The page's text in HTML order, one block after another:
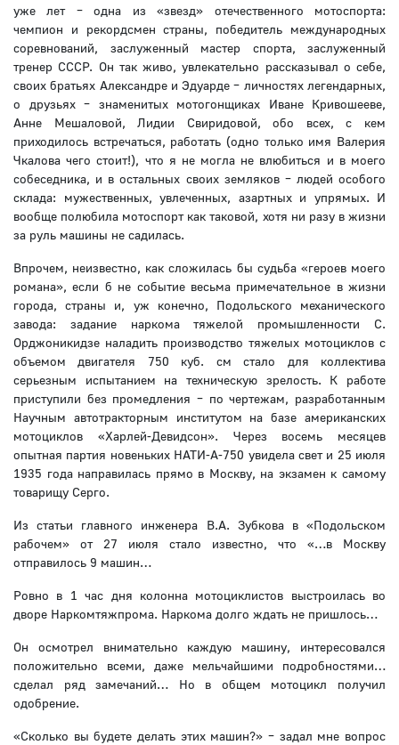
уже лет – одна из «звезд» отечественного мотоспорта:
чемпион и рекордсмен страны, победитель международных
соревнований, заслуженный мастер спорта, заслуженный
тренер СССР. Он так живо, увлекательно рассказывал о себе,
своих братьях Александре и Эдуарде – личностях легендарных,
о друзьях – знаменитых мотогонщиках Иване Кривошееве,
Анне Мешаловой, Лидии Свиридовой, обо всех, с кем
приходилось встречаться, работать (одно только имя Валерия
Чкалова чего стоит!), что я не могла не влюбиться и в моего
собеседника, и в остальных своих земляков – людей особого
склада: мужественных, увлеченных, азартных и упрямых. И
вообще полюбила мотоспорт как таковой, хотя ни разу в жизни
за руль машины не садилась.
Впрочем, неизвестно, как сложилась бы судьба «героев моего
романа», если б не событие весьма примечательное в жизни
города, страны и, уж конечно, Подольского механического
завода: задание наркома тяжелой промышленности С.
Орджоникидзе наладить производство тяжелых мотоциклов с
объемом двигателя 750 куб. см стало для коллектива
серьезным испытанием на техническую зрелость. К работе
приступили без промедления – по чертежам, разработанным
Научным автотракторным институтом на базе американских
мотоциклов «Харлей-Девидсон». Через восемь месяцев
опытная партия новеньких НАТИ-А-750 увидела свет и 25 июля
1935 года направилась прямо в Москву, на экзамен к самому
товарищу Серго.
Из статьи главного инженера В.А. Зубкова в «Подольском
рабочем» от 27 июля стало известно, что «…в Москву
отправилось 9 машин…
Ровно в 1 час дня колонна мотоциклистов выстроилась во
дворе Наркомтяжпрома. Наркома долго ждать не пришлось…
Он осмотрел внимательно каждую машину, интересовался
положительно всеми, даже мельчайшими подробностями…
сделал ряд замечаний… Но в общем мотоцикл получил
одобрение.
«Сколько вы будете делать этих машин?» – задал мне вопрос